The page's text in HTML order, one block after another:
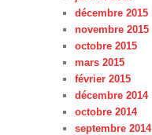
décembre 2015
novembre 2015
octobre 2015
mars 2015
février 2015
décembre 2014
octobre 2014
septembre 2014